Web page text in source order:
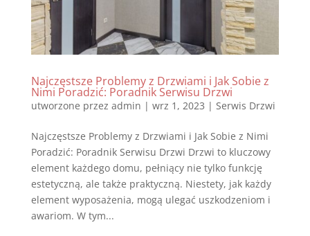
Najczęstsze Problemy z Drzwiami i Jak Sobie z
Nimi Poradzić: Poradnik Serwisu Drzwi
utworzone przez admin | wrz 1, 2023 | Serwis Drzwi
Najczęstsze Problemy z Drzwiami i Jak Sobie z Nimi
Poradzić: Poradnik Serwisu Drzwi Drzwi to kluczowy
element każdego domu, pełniący nie tylko funkcję
estetyczną, ale także praktyczną. Niestety, jak każdy
element wyposażenia, mogą ulegać uszkodzeniom i
awariom. W tym...